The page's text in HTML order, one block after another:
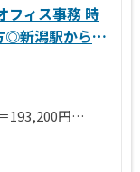
フィス事務 時
◎新潟駅から車
193,200円
いたします。